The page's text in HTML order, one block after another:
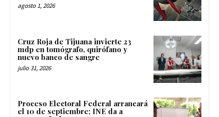
agosto 1, 2026
Cruz Roja de Tijuana invierte 23
mdp en tomógrafo, quirófano y
nuevo banco de sangre
julio 31, 2026
Proceso Electoral Federal arrancará
el 10 de septiembre; INE da a